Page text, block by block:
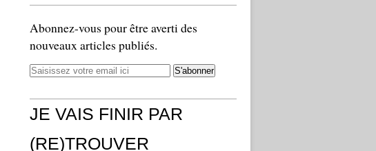
Abonnez-vous pour être averti des
nouveaux articles publiés.
JE VAIS FINIR PAR
(RE)TROUVER